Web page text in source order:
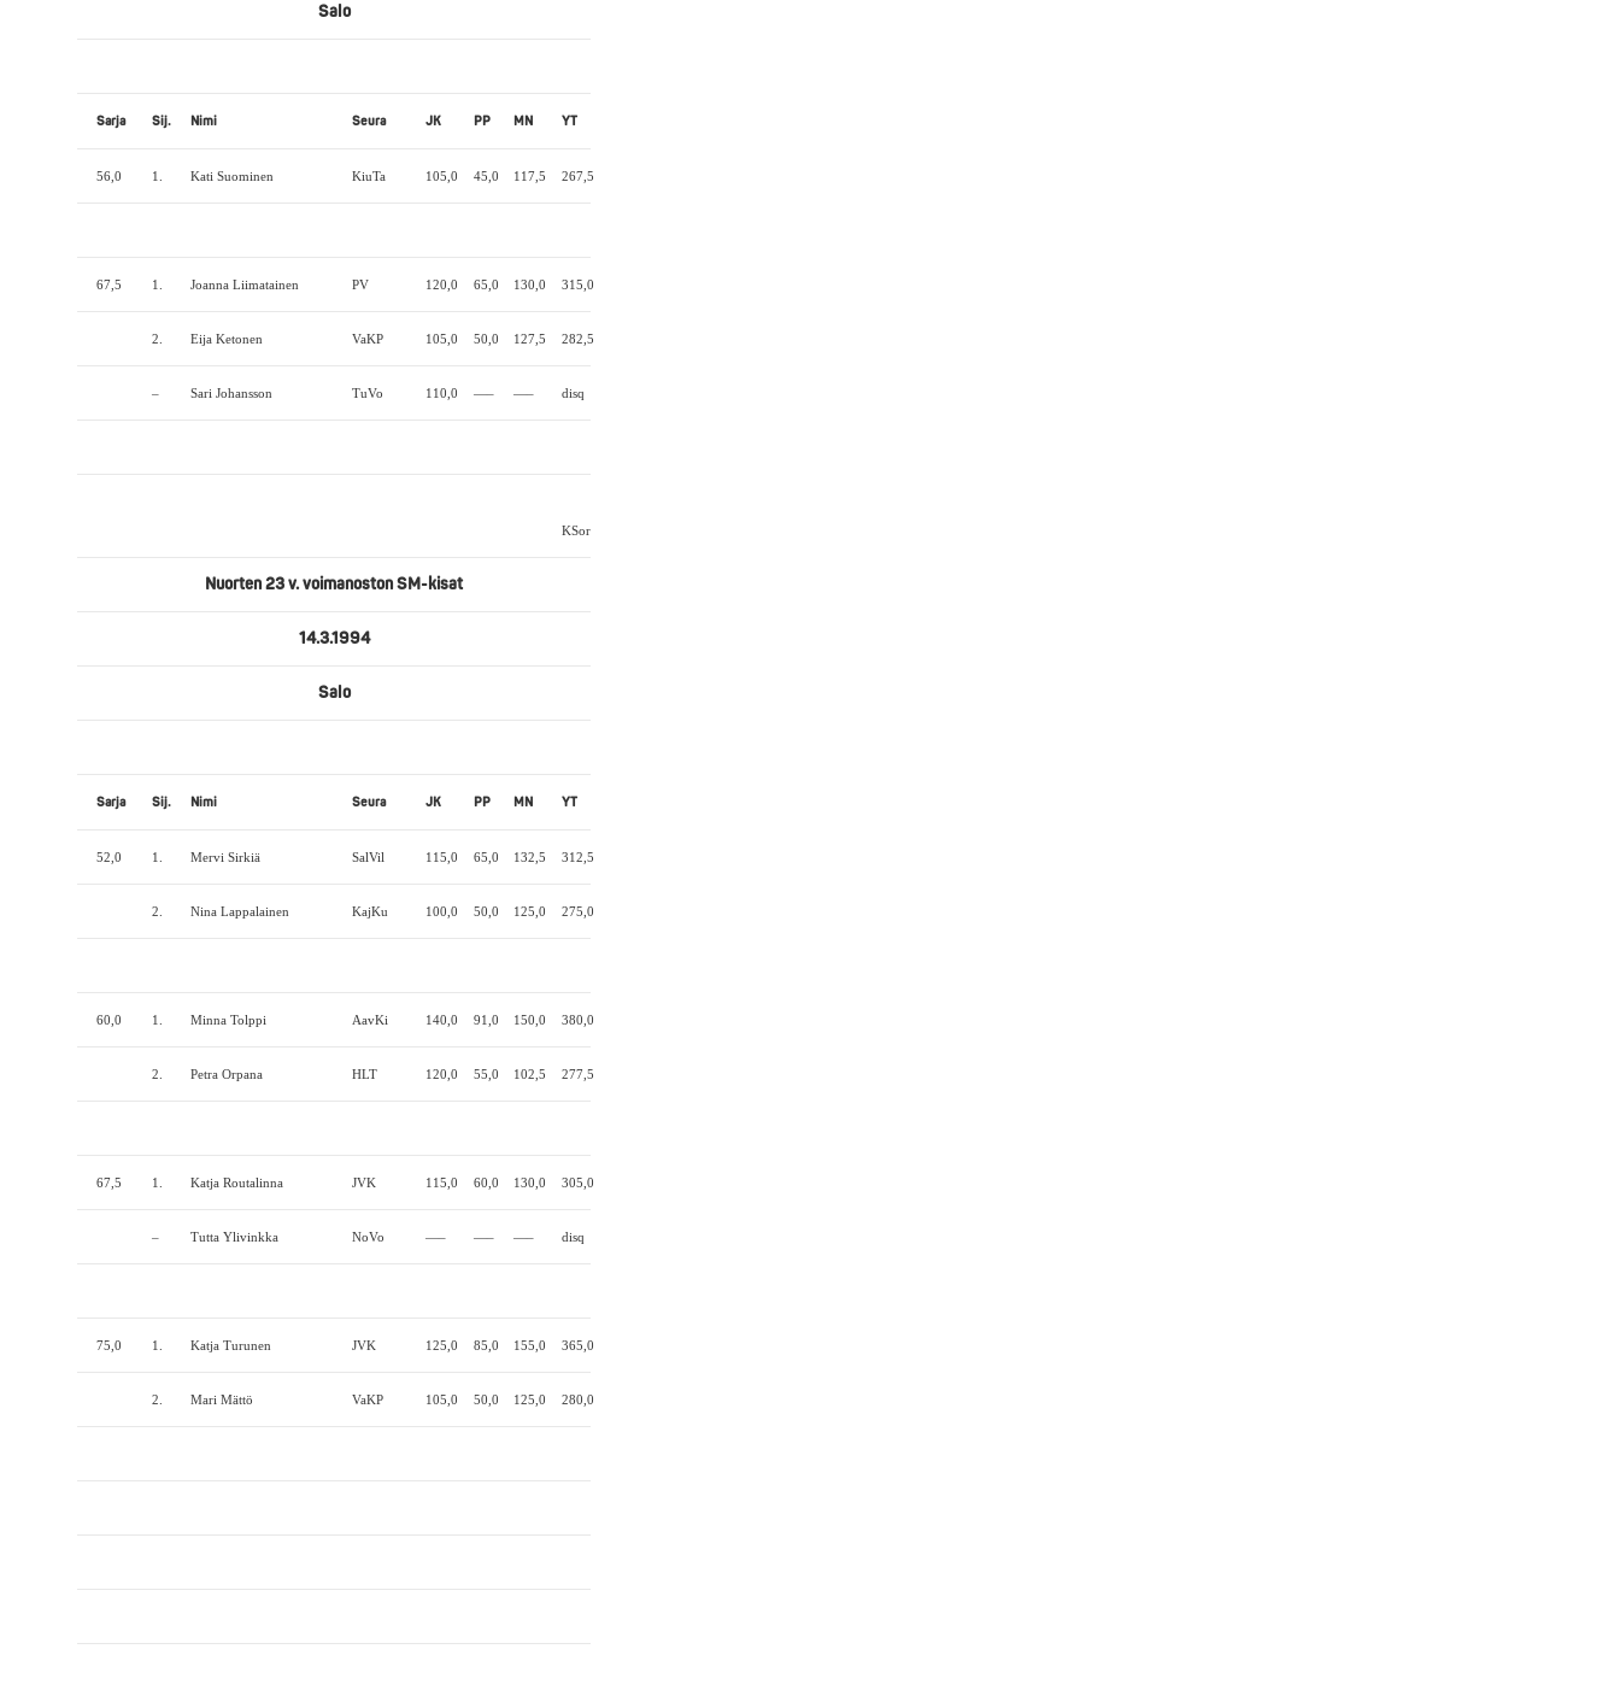
Salo
Sarja Sij. Nimi Seura JK PP MN YT
56,0 1. Kati Suominen KiuTa 105,0 45,0 117,5 267,5
67,5 1. Joanna Liimatainen PV 120,0 65,0 130,0 315,0
2. Eija Ketonen VaKP 105,0 50,0 127,5 282,5
– Sari Johansson TuVo 110,0 —– —– disq
KSor
Nuorten 23 v. voimanoston SM-kisat
14.3.1994
Salo
Sarja Sij. Nimi Seura JK PP MN YT
52,0 1. Mervi Sirkiä SalVil 115,0 65,0 132,5 312,5
2. Nina Lappalainen KajKu 100,0 50,0 125,0 275,0
60,0 1. Minna Tolppi AavKi 140,0 91,0 150,0 380,0
2. Petra Orpana HLT 120,0 55,0 102,5 277,5
67,5 1. Katja Routalinna JVK 115,0 60,0 130,0 305,0
– Tutta Ylivinkka NoVo —– —– —– disq
75,0 1. Katja Turunen JVK 125,0 85,0 155,0 365,0
2. Mari Mättö VaKP 105,0 50,0 125,0 280,0